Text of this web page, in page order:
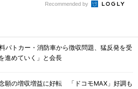
Recommended by
パトカー・消防車から徴収問題、猛反発を受
進めていく」と会長
願の増収増益に好転 「ドコモMAX」好調も